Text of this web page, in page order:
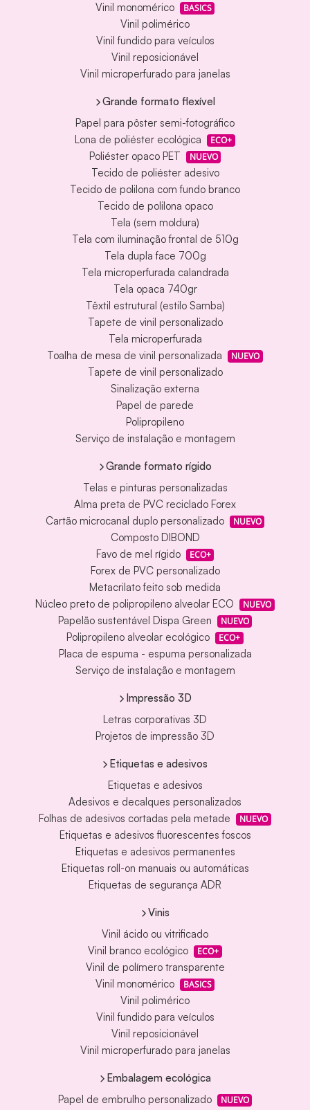
Vinil monomérico
BASICS
Vinil polimérico
Vinil fundido para veículos
Vinil reposicionável
Vinil microperfurado para janelas
Grande formato flexível
Papel para pôster semi-fotográfico
Lona de poliéster ecológica
ECO+
Poliéster opaco PET NUEVO
Tecido de poliéster adesivo
Tecido de polilona com fundo branco
Tecido de polilona opaco
Tela (sem moldura)
Tela com iluminação frontal de 510g
Tela dupla face 700g
Tela microperfurada calandrada
Tela opaca 740gr
Têxtil estrutural (estilo Samba)
Tapete de vinil personalizado
Tela microperfurada
Toalha de mesa de vinil personalizada
NUEVO
Tapete de vinil personalizado
Sinalização externa
Papel de parede
Polipropileno
Serviço de instalação e montagem
Grande formato rígido
Telas e pinturas personalizadas
Alma preta de PVC reciclado Forex
Cartão microcanal duplo personalizado
NUEVO
Composto DIBOND
Favo de mel rígido
ECO+
Forex de PVC personalizado
Metacrilato feito sob medida
Núcleo preto de polipropileno alveolar ECO
NUEVO
Papelão sustentável Dispa Green NUEVO
Polipropileno alveolar ecológico ECO+
Placa de espuma - espuma personalizada
Serviço de instalação e montagem
Impressão 3D
Letras corporativas 3D
Projetos de impressão 3D
Etiquetas e adesivos
Etiquetas e adesivos
Adesivos e decalques personalizados
Folhas de adesivos cortadas pela metade
NUEVO
Etiquetas e adesivos fluorescentes foscos
Etiquetas e adesivos permanentes
Etiquetas roll-on manuais ou automáticas
Etiquetas de segurança ADR
Vinis
Vinil ácido ou vitrificado
Vinil branco ecológico
ECO+
Vinil de polímero transparente
Vinil monomérico
BASICS
Vinil polimérico
Vinil fundido para veículos
Vinil reposicionável
Vinil microperfurado para janelas
Embalagem ecológica
Papel de embrulho personalizado
NUEVO